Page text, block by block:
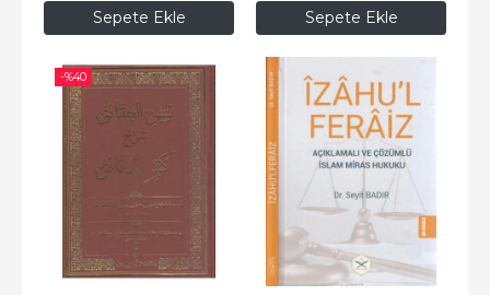
Sepete Ekle Sepete Ekle
-%40